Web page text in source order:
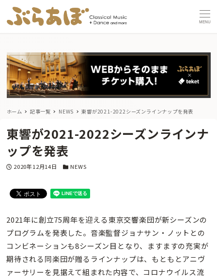
MENU
ホーム 記事一覧 NEWS 東響が2021-2022シーズンラインナップを発表
東響が2021-2022シーズンラインナ
ップを発表
投稿日
2020年12月14日 カテゴリー
NEWS
2021年に創立75周年を迎える東京交響楽団が新シーズンの
プログラムを発表した。音楽監督ジョナサン・ノットとの
コンビネーションも8シーズン目となり、ますますの充実が
期待される同楽団が贈るラインナップは、もともとアニヴ
ァーサリーを見据えて組まれた内容で、コロナウイルス流